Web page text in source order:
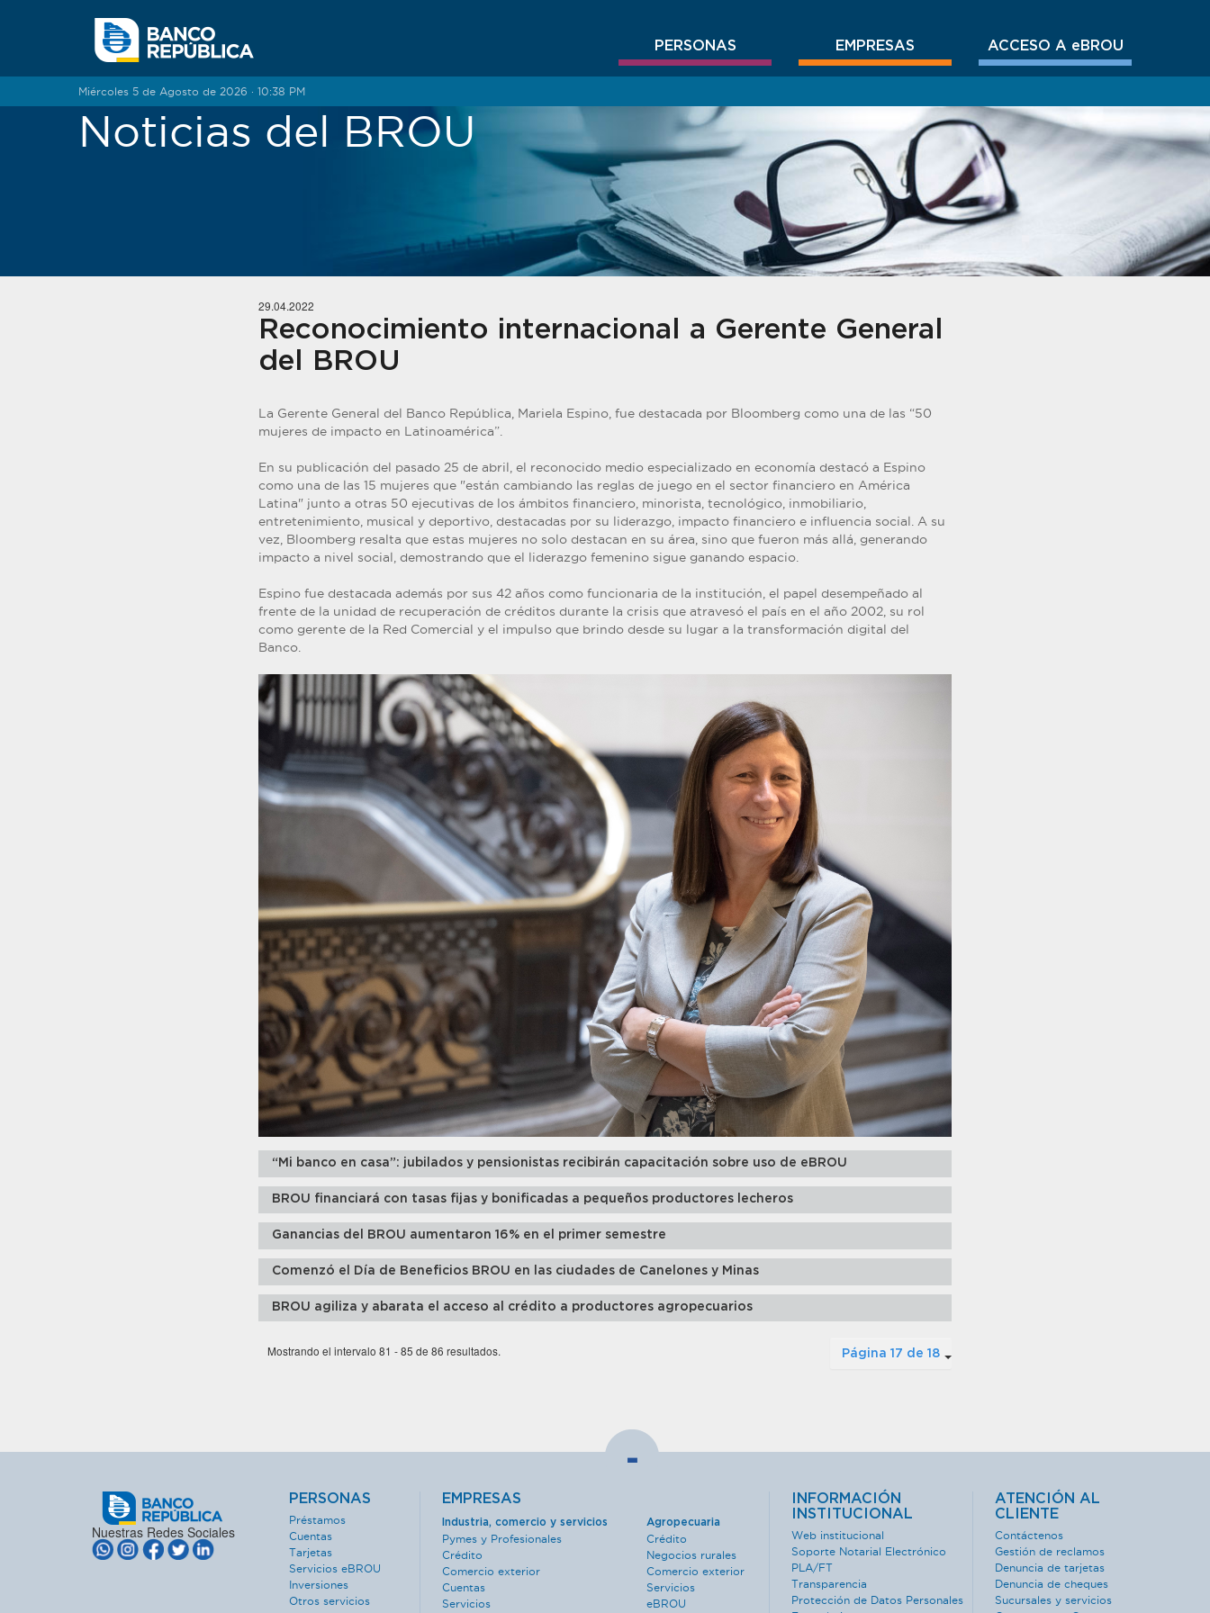
PERSONAS EMPRESAS ACCESO A eBROU
Miércoles 5 de Agosto de 2026 · 10:38 PM
Noticias del BROU
29.04.2022
Reconocimiento internacional a Gerente General
del BROU
La Gerente General del Banco República, Mariela Espino, fue destacada por Bloomberg como una de las “50
mujeres de impacto en Latinoamérica”.
En su publicación del pasado 25 de abril, el reconocido medio especializado en economía destacó a Espino
como una de las 15 mujeres que "están cambiando las reglas de juego en el sector financiero en América
Latina" junto a otras 50 ejecutivas de los ámbitos financiero, minorista, tecnológico, inmobiliario,
entretenimiento, musical y deportivo, destacadas por su liderazgo, impacto financiero e influencia social. A su
vez, Bloomberg resalta que estas mujeres no solo destacan en su área, sino que fueron más allá, generando
impacto a nivel social, demostrando que el liderazgo femenino sigue ganando espacio.
Espino fue destacada además por sus 42 años como funcionaria de la institución, el papel desempeñado al
frente de la unidad de recuperación de créditos durante la crisis que atravesó el país en el año 2002, su rol
como gerente de la Red Comercial y el impulso que brindo desde su lugar a la transformación digital del
Banco.
“Mi banco en casa”: jubilados y pensionistas recibirán capacitación sobre uso de eBROU
BROU financiará con tasas fijas y bonificadas a pequeños productores lecheros
Ganancias del BROU aumentaron 16% en el primer semestre
Comenzó el Día de Beneficios BROU en las ciudades de Canelones y Minas
BROU agiliza y abarata el acceso al crédito a productores agropecuarios
Página 17 de 18
Mostrando el intervalo 81 - 85 de 86 resultados.
-
Nuestras Redes Sociales
PERSONAS
Préstamos
Cuentas
Tarjetas
Servicios eBROU
Inversiones
Otros servicios
EMPRESAS
Industria, comercio y servicios
Pymes y Profesionales
Crédito
Comercio exterior
Cuentas
Servicios
Agropecuaria
Crédito
Negocios rurales
Comercio exterior
Servicios
eBROU
INFORMACIÓN
INSTITUCIONAL
Web institucional
Soporte Notarial Electrónico
PLA/FT
Transparencia
Protección de Datos Personales
ATENCIÓN AL
CLIENTE
Contáctenos
Gestión de reclamos
Denuncia de tarjetas
Denuncia de cheques
Sucursales y servicios